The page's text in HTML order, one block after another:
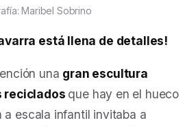
Maribel Sobrino
está llena de detalles!
una gran escultura
reciclados que hay en el hueco
a escala infantil invitaba a